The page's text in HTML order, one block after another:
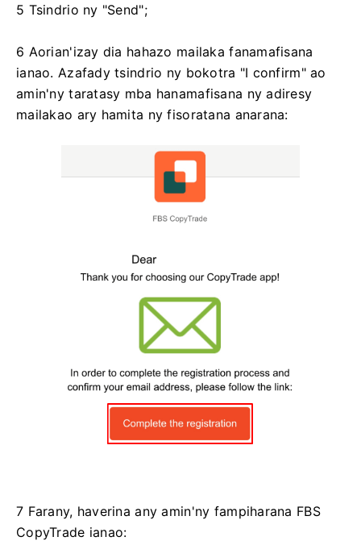
5 Tsindrio ny "Send";
6 Aorian'izay dia hahazo mailaka fanamafisana
ianao. Azafady tsindrio ny bokotra "I confirm" ao
amin'ny taratasy mba hanamafisana ny adiresy
mailakao ary hamita ny fisoratana anarana:
7 Farany, haverina any amin'ny fampiharana FBS
CopyTrade ianao: